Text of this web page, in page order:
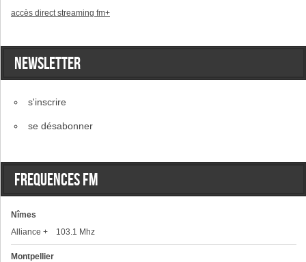
accès direct streaming fm+
Newsletter
s'inscrire
se désabonner
Frequences FM
Nîmes
Alliance + 103.1 Mhz
Montpellier